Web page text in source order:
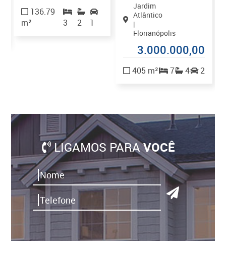
136.79
m²
3 2 1
Jardim
Atlântico
|
Florianópolis
3.000.000,00
405 m² 7 4 2
LIGAMOS PARAVOCÊ